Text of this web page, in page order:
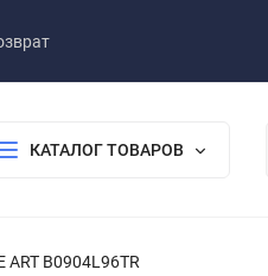
КАТАЛОГ ТОВАРОВ
ART B0904L96TR